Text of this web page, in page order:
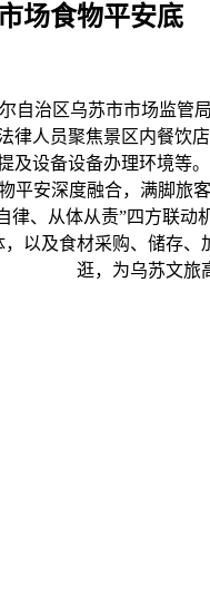
场食物平安底
治区乌苏市市场监管
律人员聚焦景区内餐饮
及设备设备办理环境等
平安深度融合，满脚旅
、从体从责”四方联
以及食材采购、储存
逛，为乌苏文旅